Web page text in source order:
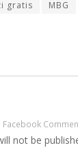
gratis MBG
Facebook
not be